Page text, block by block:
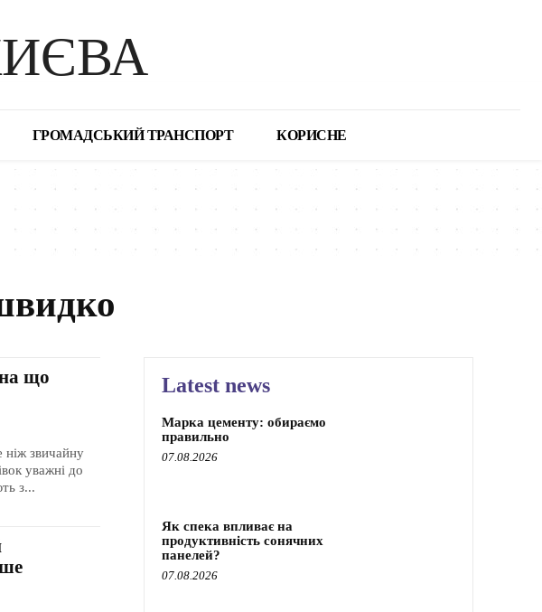
ГРОМАДСЬКИЙ ТРАНСПОРТ КОРИСНЕ
що
ніж звичайну
уважні до
з...
Latest news
Марка цементу: обираємо
правильно
07.08.2026
Як спека впливає на
продуктивність сонячних
панелей?
07.08.2026